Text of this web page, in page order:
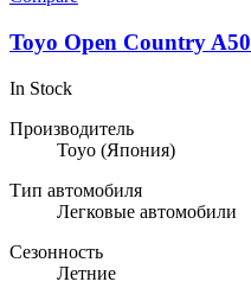
Toyo Open Country A50
In Stock
Производитель
Toyo (Япония)
Тип автомобиля
Легковые автомобили
Сезонность
Летние